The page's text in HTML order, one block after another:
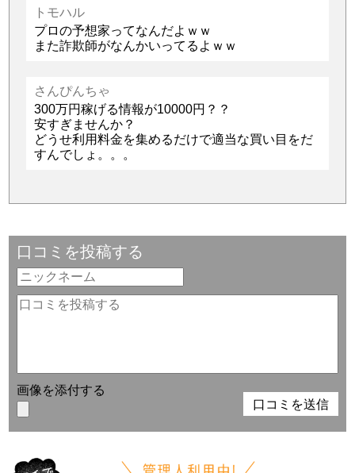
トモハル
プロの予想家ってなんだよｗｗ
また詐欺師がなんかいってるよｗｗ
さんぴんちゃ
300万円稼げる情報が10000円？？
安すぎませんか？
どうせ利用料金を集めるだけで適当な買い目をだ
すんでしょ。。。
口コミを投稿する
画像を添付する